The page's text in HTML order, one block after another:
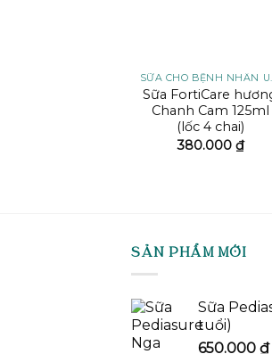
SỮA
Sữa FortiCare
Chanh Cam 125ml
(lốc 4 chai)
380.000 ₫
SẢN PHẨM MỚI
Sữa
tuổi)
650.000 ₫